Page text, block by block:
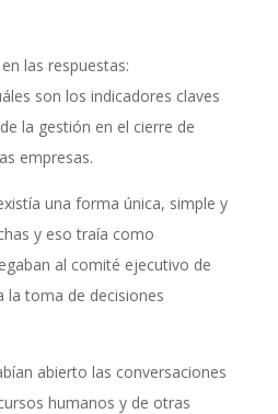
las respuestas:
son los indicadores claves
la gestión en el cierre de
empresas.
una forma única, simple y
y eso traía como
al comité ejecutivo de
la toma de decisiones
abierto las conversaciones
humanos y de otras